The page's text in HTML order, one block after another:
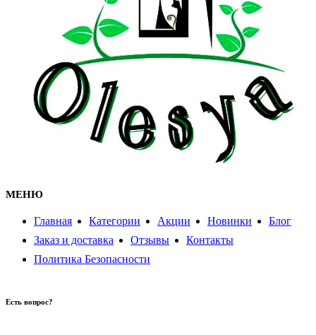
МЕНЮ
Главная Категории Акции Новинки
Блог
Заказ и доставка
Отзывы
Контакты
Политика Безопасности
Есть вопрос?